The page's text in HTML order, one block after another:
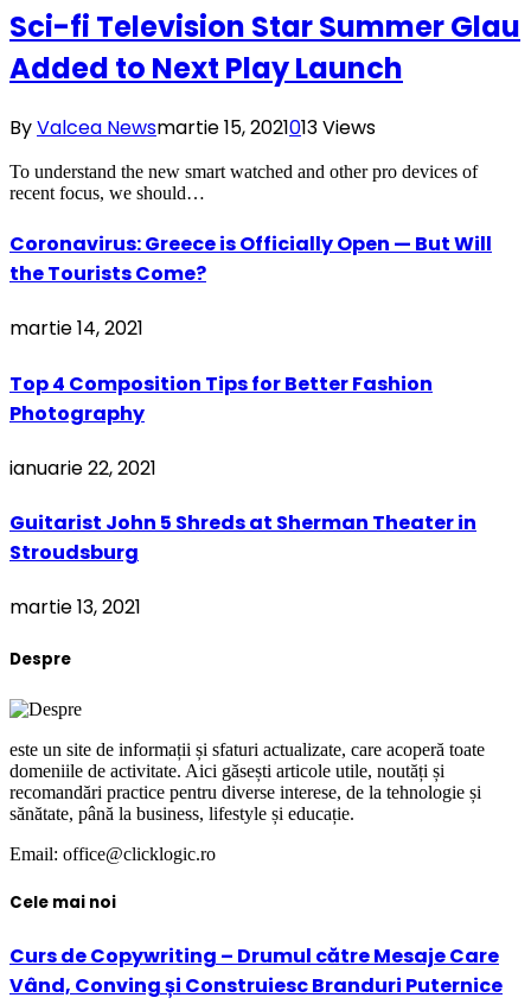
Sci-fi Television Star Summer Glau
Added to Next Play Launch
ByValcea Newsmartie 15, 2021013Views
To understand the new smart watched and other pro devices of
recent focus, we should…
Coronavirus: Greece is Officially Open — But Will
the Tourists Come?
martie 14, 2021
Top 4 Composition Tips for Better Fashion
Photography
ianuarie 22, 2021
Guitarist John 5 Shreds at Sherman Theater in
Stroudsburg
martie 13, 2021
Despre
este un site de informații și sfaturi actualizate, care acoperă toate
domeniile de activitate. Aici găsești articole utile, noutăți și
recomandări practice pentru diverse interese, de la tehnologie și
sănătate, până la business, lifestyle și educație.
Email: office@clicklogic.ro
Cele mai noi
Curs de Copywriting – Drumul către Mesaje Care
Vând, Conving și Construiesc Branduri Puternice